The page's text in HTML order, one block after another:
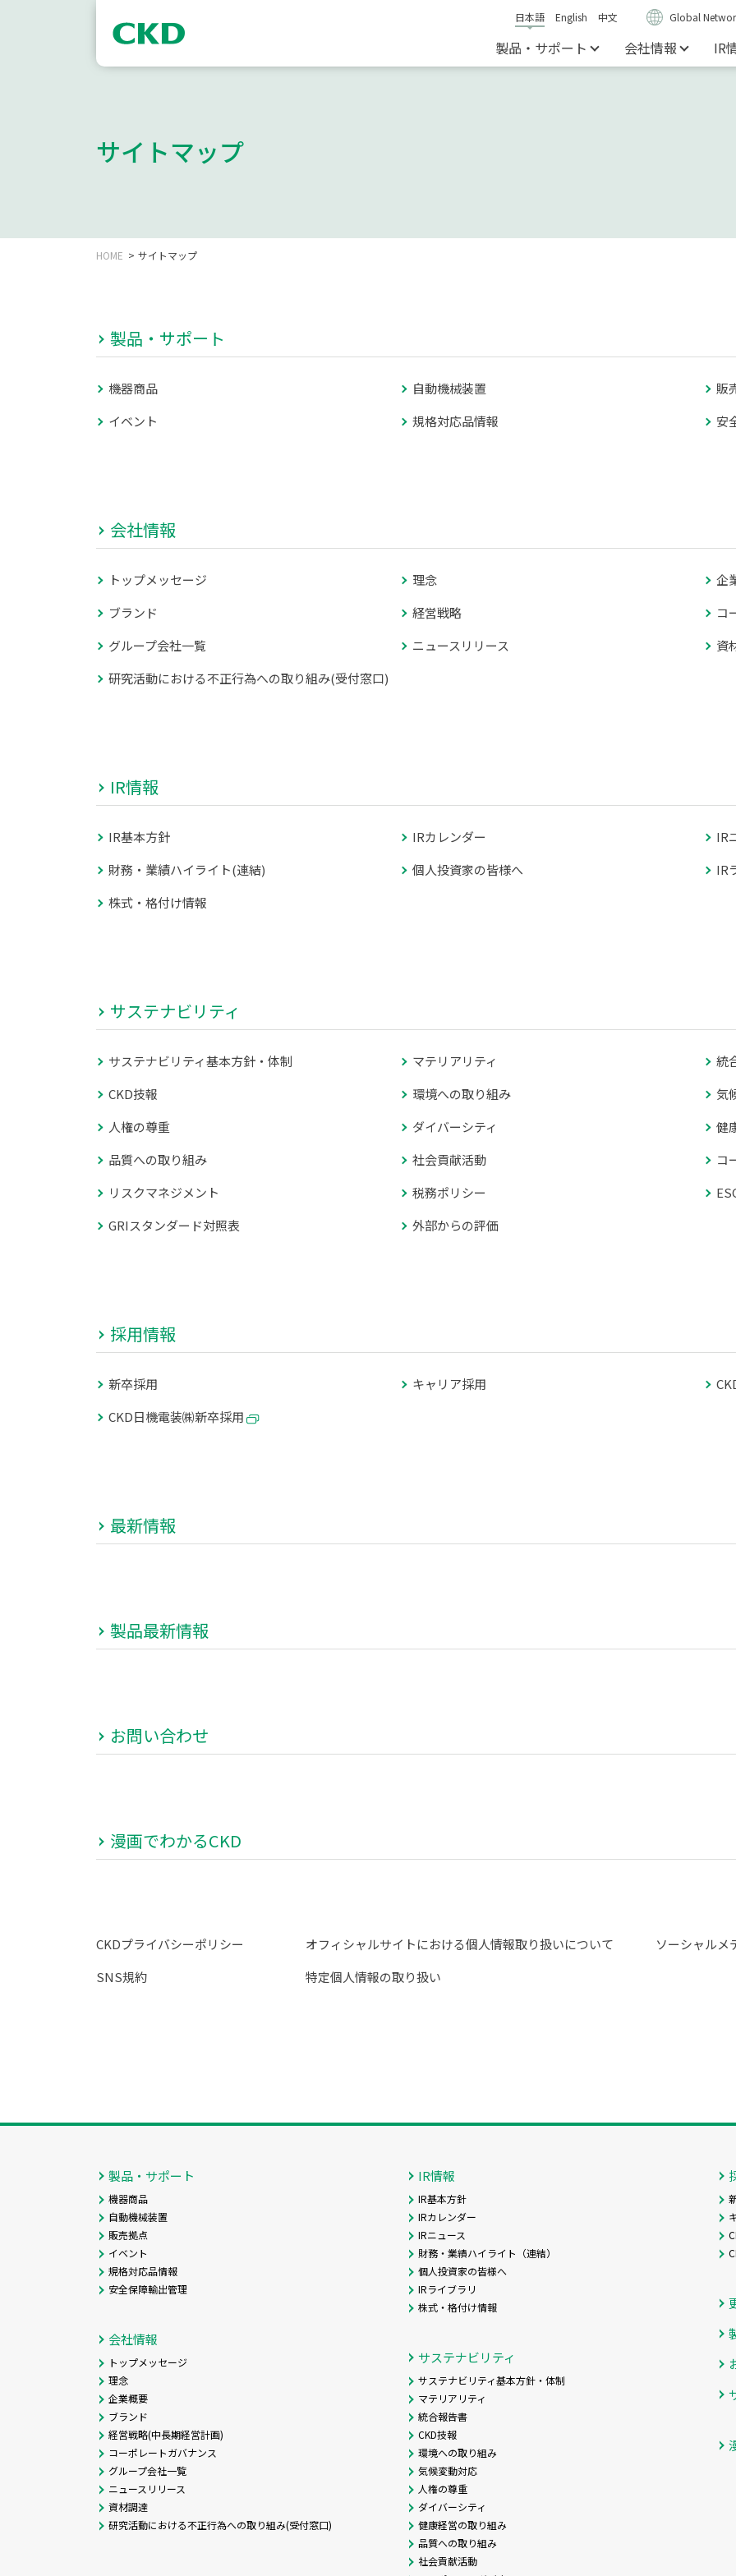
日本語 English 中文 Global
製品・サポート 会社情報 IR
サイトマップ
HOME サイトマップ
製品・サポート
機器商品 自動機械装置
販
イベント
規格対応品情報 安
会社情報
トップメッセージ 理念
企
ブランド
経営戦略
コ
グループ会社一覧
ニュースリリース
資
研究活動における不正行為への取り組み(受付窓口)
IR情報
IR基本方針 IRカレンダー
IR
財務・業績ハイライト(連結)
個人投資家の皆様へ
IR
株式・格付け情報
サステナビリティ
サステナビリティ基本方針・体制 マテリアリティ
統
CKD技報
環境への取り組み
気
人権の尊重
ダイバーシティ
健
品質への取り組み
社会貢献活動
コ
リスクマネジメント
税務ポリシー
GRIスタンダード対照表
外部からの評価
採用情報
新卒採用 キャリア採用
CKD日機電装㈱新卒採用
最新情報
製品最新情報
お問い合わせ
漫画でわかるCKD
CKDプライバシーポリシー オフィシャルサイトにおける個人情報取り扱いについて
ソーシャルメ
SNS規約
特定個人情報の取り扱い
製品・サポート
機器商品
自動機械装置
販売拠点
イベント
規格対応品情報
安全保障輸出管理
会社情報
トップメッセージ
理念
企業概要
ブランド
経営戦略(中長期経営計画)
コーポレートガバナンス
グループ会社一覧
ニュースリリース
資材調達
研究活動における不正行為への取り組み(受付窓口)
IR情報
IR基本方針
IRカレンダー
IRニュース
財務・業績ハイライト（連結）
個人投資家の皆様へ
IRライブラリ
株式・格付け情報
サステナビリティ
サステナビリティ基本方針・体制
マテリアリティ
統合報告書
CKD技報
環境への取り組み
気候変動対応
人権の尊重
ダイバーシティ
健康経営の取り組み
品質への取り組み
社会貢献活動